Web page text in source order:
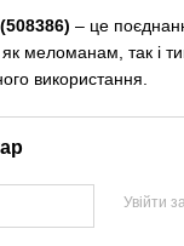
– це
меломанам, так і
використання.
Увійти